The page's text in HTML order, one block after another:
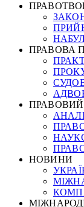
ПРАВОВА
НОВИНИ